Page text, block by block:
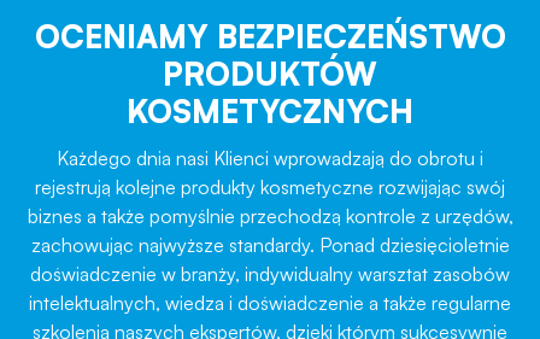
OCENIAMY BEZPIECZEŃSTWO
PRODUKTÓW
KOSMETYCZNYCH
Każdego dnia nasi Klienci wprowadzają do obrotu i
rejestrują kolejne produkty kosmetyczne rozwijając swój
biznes a także pomyślnie przechodzą kontrole z urzędów,
zachowując najwyższe standardy. Ponad dziesięcioletnie
doświadczenie w branży, indywidualny warsztat zasobów
intelektualnych, wiedza i doświadczenie a także regularne
szkolenia naszych ekspertów, dzięki którym sukcesywnie